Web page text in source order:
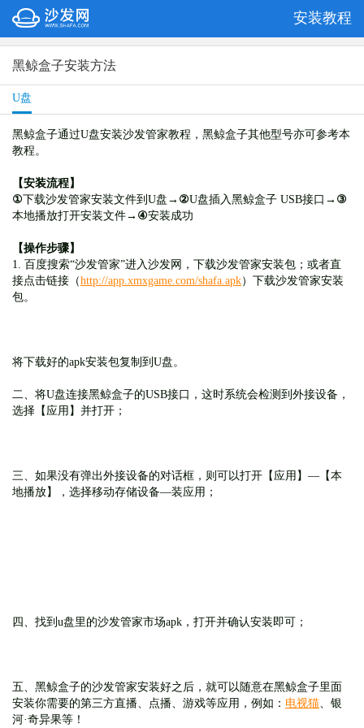
安装教程
黑鲸盒子安装方法
U盘
黑鲸盒子通过U盘安装沙发管家教程，黑鲸盒子其他型号亦可参考本
教程。
【安装流程】
①下载沙发管家安装文件到U盘→ ②U盘插入黑鲸盒子 USB接口→ ③
本地播放打开安装文件→ ④安装成功
【操作步骤】
1. 百度搜索“沙发管家”进入沙发网，下载沙发管家安装包；或者直
接点击链接（http://app.xmxgame.com/shafa.apk）下载沙发管家安装
包。
将下载好的apk安装包复制到U盘。
二、将U盘连接黑鲸盒子的USB接口，这时系统会检测到外接设备，
选择【应用】并打开；
三、如果没有弹出外接设备的对话框，则可以打开【应用】—【本
地播放】，选择移动存储设备—装应用；
四、找到u盘里的沙发管家市场apk，打开并确认安装即可；
五、 黑鲸盒子的沙发管家安装好之后，就可以随意在黑鲸盒子里面
安装你需要的第三方直播、点播、游戏等应用，例如： 电视猫、银
河·奇异果等！